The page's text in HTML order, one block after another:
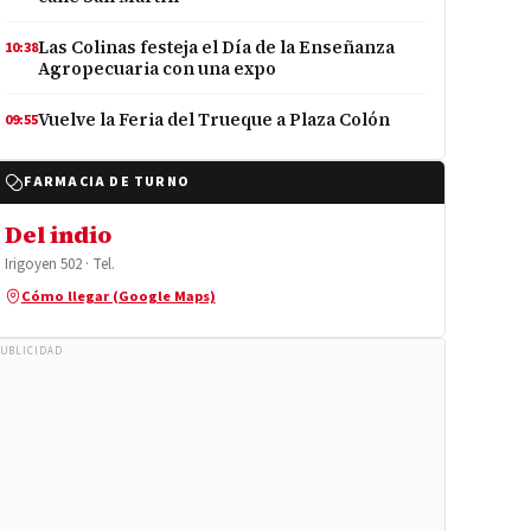
10:38Las Colinas festeja el Día de la Enseñanza
Agropecuaria con una expo
09:55Vuelve la Feria del Trueque a Plaza Colón
FARMACIA DE TURNO
Del indio
Irigoyen 502 · Tel.
Cómo llegar (Google Maps)